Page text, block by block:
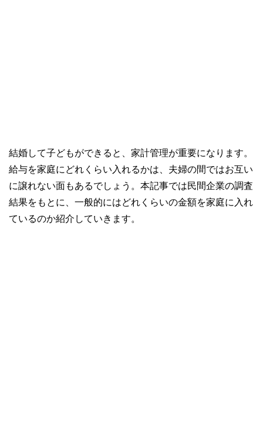
結婚して子どもができると、家計管理が重要になります。
給与を家庭にどれくらい入れるかは、夫婦の間ではお互い
に譲れない面もあるでしょう。本記事では民間企業の調査
結果をもとに、一般的にはどれくらいの金額を家庭に入れ
ているのか紹介していきます。